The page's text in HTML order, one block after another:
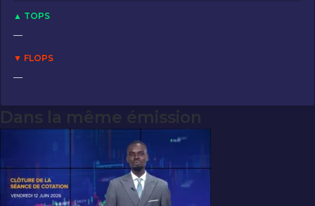
▲ TOPS
—
▼ FLOPS
—
Dans la même émission